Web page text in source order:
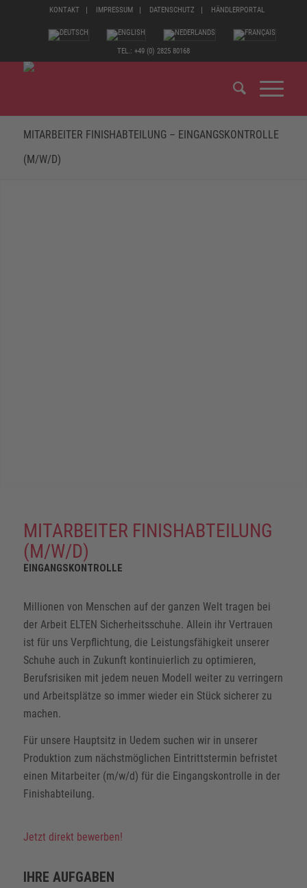
KONTAKT IMPRESSUM DATENSCHUTZ HÄNDLERPORTAL
TEL.: +49 (0) 2825 80168
MITARBEITER FINISHABTEILUNG – EINGANGSKONTROLLE
(M/W/D)
MITARBEITER FINISHABTEILUNG
(M/W/D)
EINGANGSKONTROLLE
Millionen von Menschen auf der ganzen Welt tragen bei
der Arbeit ELTEN Sicherheitsschuhe. Allein ihr Vertrauen
ist für uns Verpflichtung, die Leistungsfähigkeit unserer
Schuhe auch in Zukunft kontinuierlich zu optimieren,
Berufsrisiken mit jedem neuen Modell weiter zu verringern
und Arbeitsplätze so immer wieder ein Stück sicherer zu
machen.
Für unsere Hauptsitz in Uedem suchen wir in unserer
Produktion zum nächstmöglichen Eintrittstermin befristet
einen Mitarbeiter (m/w/d) für die Eingangskontrolle in der
Finishabteilung.
Jetzt direkt bewerben!
IHRE AUFGABEN